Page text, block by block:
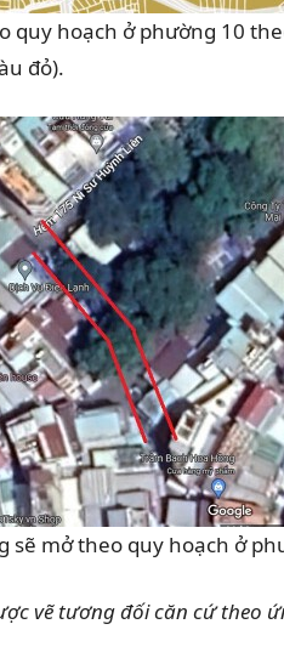
quy hoạch ở phường 10
đỏ).
sẽ mở theo quy hoạch ở
vẽ tương đối căn cứ theo